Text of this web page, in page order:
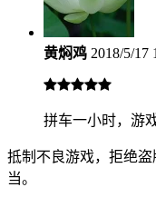
黄焖鸡 2018/5/17
拼车一小时，游
抵制不良游戏，拒绝
当。